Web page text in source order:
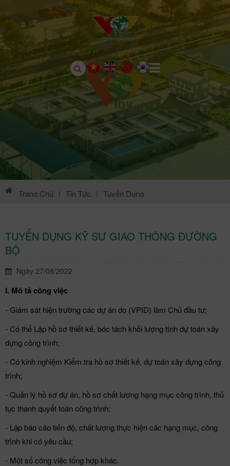
Trang Chủ | Tin Tức | Tuyển Dụng
TUYỂN DỤNG KỸ SƯ GIAO THÔNG ĐƯỜNG
BỘ
Ngày 27/08/2022
I. Mô tả công việc
- Giám sát hiện trường các dự án do (VPID) làm Chủ đầu tư;
- Có thể Lập hồ sơ thiết kế, bóc tách khối lượng tính dự toán xây
dựng công trình;
- Có kinh nghiệm Kiểm tra hồ sơ thiết kế, dự toán xây dựng công
trình;
- Quản lý hồ sơ dự án, hồ sơ chất lượng hạng mục công trình, thủ
tục thanh quyết toán công trình;
- Lập báo cáo tiến độ, chất lượng thực hiện các hạng mục, công
trình khi có yêu cầu;
- Một số công việc tổng hợp khác.